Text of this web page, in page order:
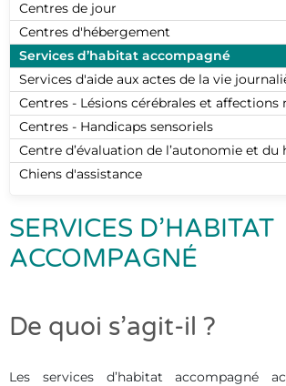
Centres de jour
Centres d'hébergement
Services d’habitat accompagné
Services d'aide aux actes de la vie
Centres - Lésions cérébrales et affections
Centres - Handicaps sensoriels
Centre d’évaluation de l’autonomie et du
Chiens d'assistance
SERVICES D’HABITAT
ACCOMPAGNÉ
De quoi s’agit-il ?
Les services d’habitat accompagné